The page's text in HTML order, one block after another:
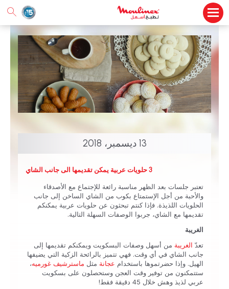
13 ديسمبر، 2018
تعتبر جلسات بعد الظهر مناسبة رائعة للإجتماع مع الأصدقاء
والأحبة من أجل الإستمتاع بكوب من الشاي الساخن إلى جانب
‏الحلويات اللذيذة. فإذا كنتم تبحثون عن حلويات عربية يمكنكم
تقديمها مع الشاي، جربوا الوصفات السهلة التالية.‏
الغريبة
تعدّ الغريبة من أسهل وصفات البسكويت ويمكنكم تقديمها إلى
جانب الشاي في أي وقت. فهي تتميز بالرائحة الزكية التي ‏يضيفها
الهيل. وإذا حضرتموها باستخدام عجانة مثل ماسترشيف غورميه،
ستتمكنون من توفير وقت العجن وستحصلون ‏على بسكويت
عربي لذيذ وهش خلال 45 دقيقة فقط!‏